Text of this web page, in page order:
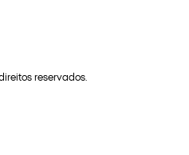
reservados.